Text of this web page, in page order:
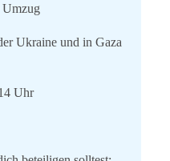
Ukraine und in Gaza
Uhr